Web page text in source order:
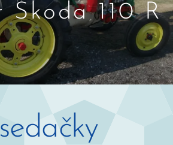
Škoda 110 R